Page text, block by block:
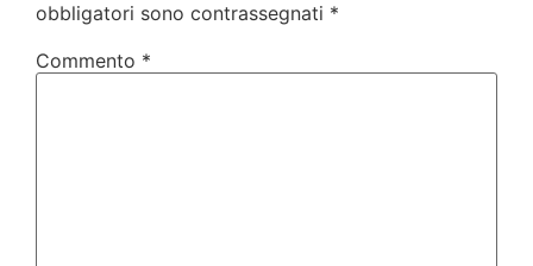
obbligatori sono contrassegnati *
Commento *